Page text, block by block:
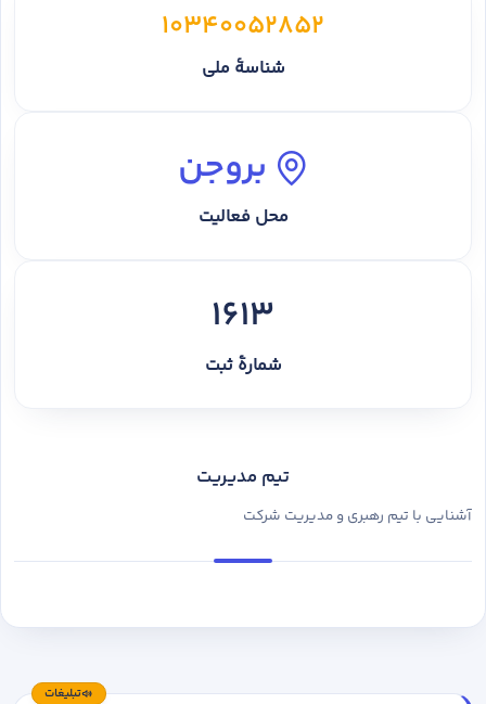
10340052852
شناسهٔ ملی
بروجن
محل فعالیت
1613
شمارهٔ ثبت
تیم مدیریت
آشنایی با تیم رهبری و مدیریت شرکت
تبلیغات